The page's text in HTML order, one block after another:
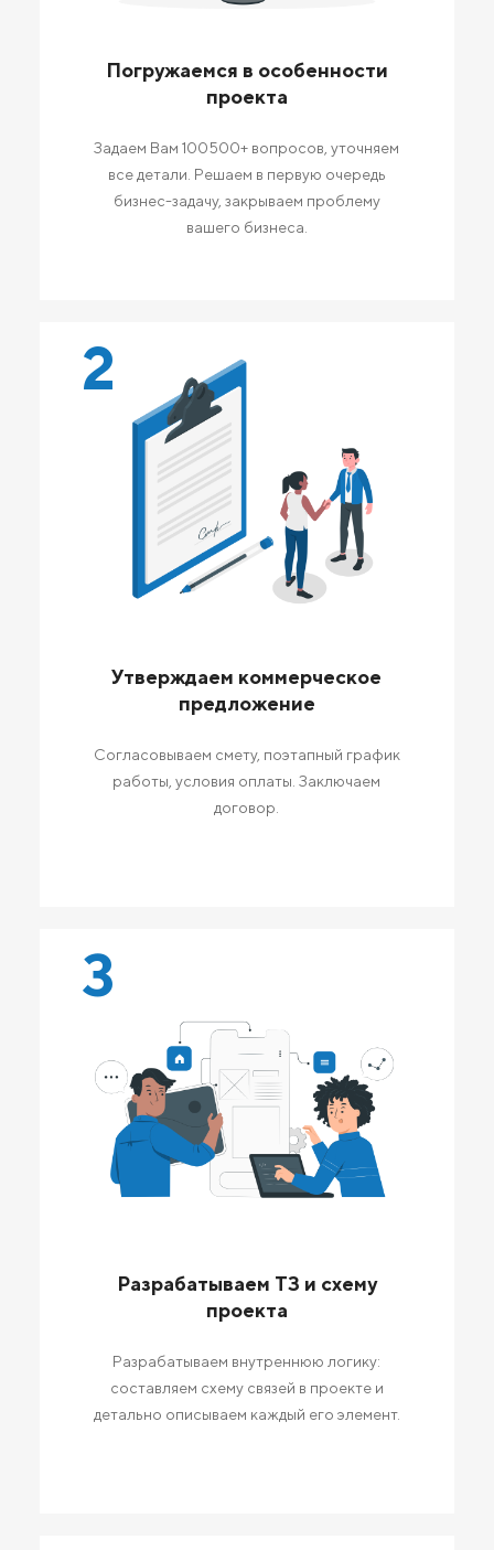
Погружаемся в особенности
проекта
Задаем Вам 100500+ вопросов, уточняем
все детали. Решаем в первую очередь
бизнес-задачу, закрываем проблему
вашего бизнеса.
2
Утверждаем коммерческое
предложение
Согласовываем смету, поэтапный график
работы, условия оплаты. Заключаем
договор.
3
Разрабатываем ТЗ и схему
проекта
Разрабатываем внутреннюю логику:
составляем схему связей в проекте и
детально описываем каждый его элемент.